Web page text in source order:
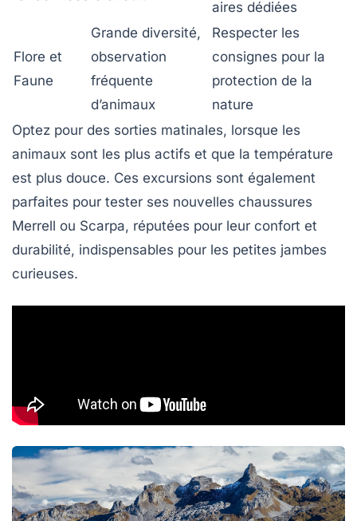
aires dédiées
Flore et
Faune
Grande diversité,
observation
fréquente
d’animaux
Respecter les
consignes pour la
protection de la
nature
Optez pour des sorties matinales, lorsque les
animaux sont les plus actifs et que la température
est plus douce. Ces excursions sont également
parfaites pour tester ses nouvelles chaussures
Merrell ou Scarpa, réputées pour leur confort et
durabilité, indispensables pour les petites jambes
curieuses.